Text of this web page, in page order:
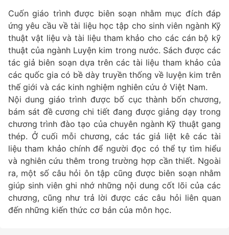
Cuốn giáo trình được biên soạn nhằm mục đích đáp
ứng yêu cầu về tài liệu học tập cho sinh viên ngành Kỹ
thuật vật liệu và tài liệu tham khảo cho các cán bộ kỹ
thuật của ngành Luyện kim trong nước. Sách được các
tác giả biên soạn dựa trên các tài liệu tham khảo của
các quốc gia có bề dày truyền thống về luyện kim trên
thế giới và các kinh nghiệm nghiên cứu ở Việt Nam.
Nội dung giáo trình được bố cục thành bốn chương,
bám sát đề cương chi tiết đang được giảng dạy trong
chương trình đào tạo của chuyên ngành Kỹ thuật gang
thép. Ở cuối mỗi chương, các tác giả liệt kê các tài
liệu tham khảo chính để người đọc có thể tự tìm hiểu
và nghiên cứu thêm trong trường hợp cần thiết. Ngoài
ra, một số câu hỏi ôn tập cũng được biên soạn nhằm
giúp sinh viên ghi nhớ những nội dung cốt lõi của các
chương, cũng như trả lời được các câu hỏi liên quan
đến những kiến thức cơ bản của môn học.